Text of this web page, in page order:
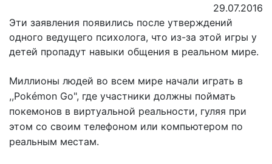
29.07.2016
Эти заявления появились после утверждений
одного ведущего психологa, что из-за этой игры у
детей пропадут навыки общения в реальном мире.
Миллионы людей во всем мире начали играть в
,,Pokémon Go", где участники должны поймать
покемонов в виртуальной реальности, гуляя при
этом со своим телефоном или компьютером по
реальным местам.